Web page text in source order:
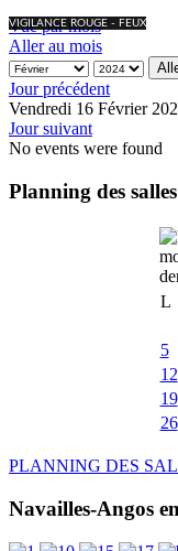
VIGILANCE ROUGE - FEUX
Vue par mois
Aller au mois
Jour précédent
Vendredi 16 Février
Jour suivant
No events were found
Planning des salles
L
5
12
19
26
PLANNING DES
Navailles-Angos